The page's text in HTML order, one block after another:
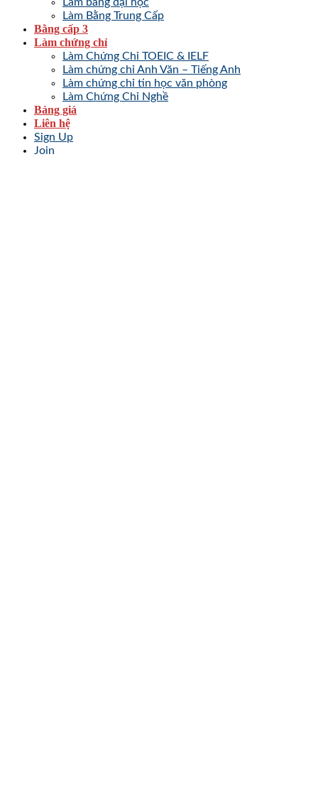
Làm Bằng Trung Cấp
Bằng cấp 3
Làm chứng chỉ
Làm Chứng Chỉ TOEIC & IELF
Làm chứng chỉ Anh Văn – Tiếng Anh
Làm chứng chỉ tin học văn phòng
Làm Chứng Chỉ Nghề
Bảng giá
Liên hệ
Sign Up
Join